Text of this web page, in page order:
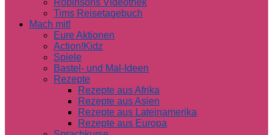
Robinsons Videothek
Tims Reisetagebuch
Mach mit!
Eure Aktionen
Action!Kidz
Spiele
Bastel- und Mal-Ideen
Rezepte
Rezepte aus Afrika
Rezepte aus Asien
Rezepte aus Lateinamerika
Rezepte aus Europa